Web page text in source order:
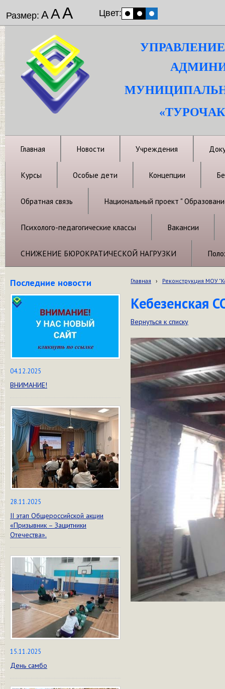
Размер: ААА Цвет:
Главная Новости Учреждения
Курсы Особые дети Концепции
Обратная связь Национальный проект "
Психолого-педагогические классы Вакансии
СНИЖЕНИЕ БЮРОКРАТИЧЕСКОЙ НАГРУЗКИ
Последние новости
04.12.2025
ВНИМАНИЕ!
28.11.2025
II этап Общероссийской акции
«Призывник – Защитники
Отечества».
15.11.2025
День самбо
Главная › Реконструкция МОУ
Кебезенская
Вернуться к списку